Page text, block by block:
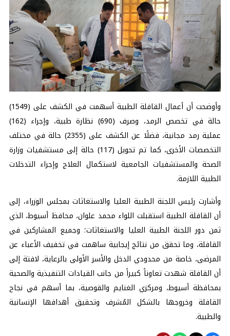
وأوضحت أن أعمال القافلة الطبية أسهمت في الكشف على (1549)
حالة في تخصص الرمد، وصرف (690) نظارة طبية، وإجراء (162)
عملية رمد مجانية، فضلًا عن الكشف على (2355) حالة في مختلف
التخصصات الأخرى، كما تم تحويل (117) حالة إلى مستشفيات وزارة
الصحة والمستشفيات الجامعية لاستكمال العلاج وإجراء التدخلات
الطبية اللازمة.
وأشارت رئيس اللجنة الطبية العليا والاستغاثات بمجلس الوزراء، إلى
أن القافلة الطبية استقبلت اللواء محمد علوان، محافظ أسيوط، الذي
ثمن دور اللجنة الطبية العليا والاستغاثات؛ وجميع المشاركين في
القافلة، وما تحقق من نتائج إيجابية ساهمت في تخفيف الأعباء عن
المرضى، خاصة من محدودي الدخل والأسر الأولى بالرعاية، لافتة إلى
أن القافلة شهدت تعاوناً كبيراً من جانب القيادات التنفيذية والصحية
بمحافظة أسيوط، ومركزي الغنايم والقوصية، بما أسهم في نجاح
القافلة وخروجها بالشكل المُشرف وتحقيق أهدافها الإنسانية
والطبية.